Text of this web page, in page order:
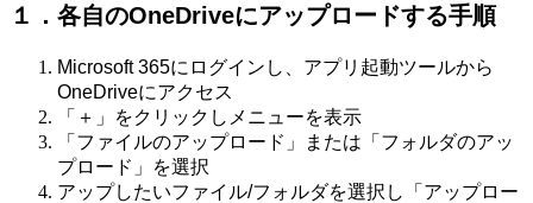
１． 各自のOneDriveにアップロードする手順
Microsoft 365にログインし、アプリ起動ツールから
OneDriveにアクセス
「＋」をクリックしメニューを表示
「ファイルのアップロード」または「フォルダのアッ
プロード」を選択
アップしたいファイル/フォルダを選択し「アップロー